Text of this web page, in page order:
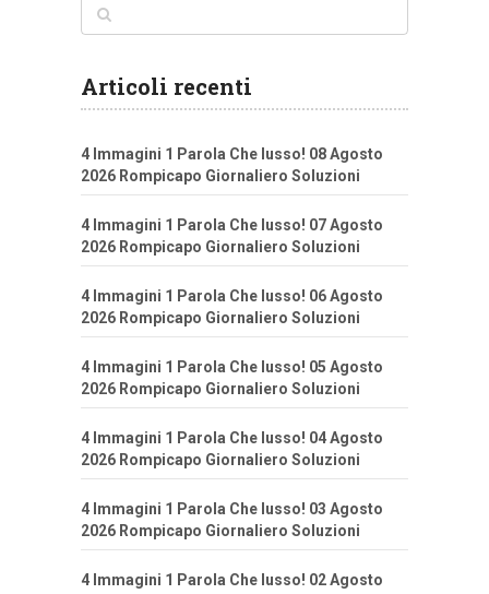
Articoli recenti
4 Immagini 1 Parola Che lusso! 08 Agosto
2026 Rompicapo Giornaliero Soluzioni
4 Immagini 1 Parola Che lusso! 07 Agosto
2026 Rompicapo Giornaliero Soluzioni
4 Immagini 1 Parola Che lusso! 06 Agosto
2026 Rompicapo Giornaliero Soluzioni
4 Immagini 1 Parola Che lusso! 05 Agosto
2026 Rompicapo Giornaliero Soluzioni
4 Immagini 1 Parola Che lusso! 04 Agosto
2026 Rompicapo Giornaliero Soluzioni
4 Immagini 1 Parola Che lusso! 03 Agosto
2026 Rompicapo Giornaliero Soluzioni
4 Immagini 1 Parola Che lusso! 02 Agosto